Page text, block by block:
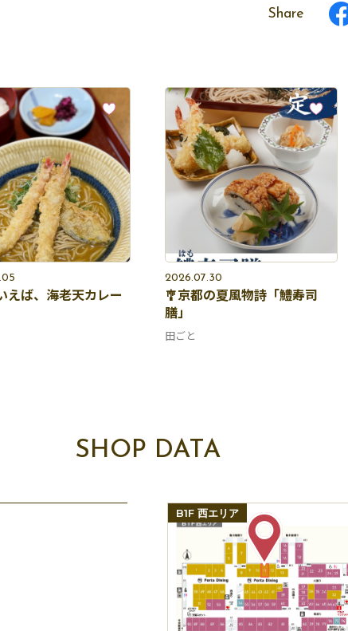
Share
えば、海老天カレー
2026.07.30
🎐京都の夏風物詩「鱧寿司
膳」
田ごと
SHOP DATA
B1F 西エリア